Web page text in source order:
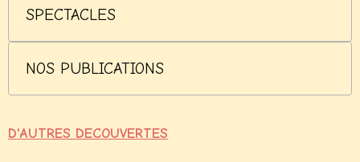
SPECTACLES
NOS PUBLICATIONS
D'AUTRES DECOUVERTES